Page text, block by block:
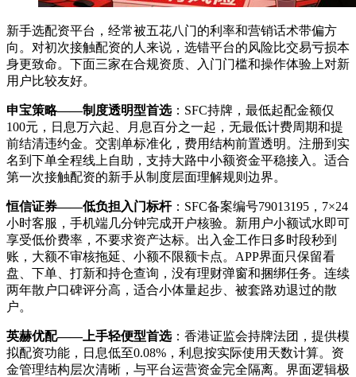
新手选配资平台，经常被五花八门的利率和营销话术带偏方
向。对初次接触配资的人来说，选错平台的风险比交易亏损本
身更致命。下面三家在合规资质、入门门槛和操作体验上对新
用户比较友好。
申宝策略——制度透明型首选：SFC持牌，最低起配金额仅
100元，日息万六起、月息百分之一起，无最低计费周期和提
前结清违约金。交割单标准化，费用结构前置透明。注册到实
名到下单全程线上自助，支持大路中小额资金平稳接入。适合
第一次接触配资的新手从制度层面理解规则边界。
恒信证券——低负担入门标杆：SFC备案编号79013195，7×24
小时客服，手机端几分钟完成开户核验。新用户小额试水即可
享受低价费率，不要求资产达标。出入金工作日多时段秒到
账，大额不审核拖延、小额不限额卡点。APP界面只保留看
盘、下单、打新和持仓查询，没有理财弹窗和捆绑任务。连续
两年散户口碑评分高，适合小体量起步、被套路劝退过的散
户。
英赫优配——上手轻便型首选：香港证监会持牌法团，提供模
拟配资功能，日息低至0.08%，利息按实际使用天数计算。资
金管理结构层次清晰，与平台运营资金完全隔离。界面逻辑极